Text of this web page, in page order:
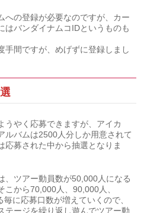
への登録が必要なのですが、カー
はバンダイナムコIDというものも
手間ですが、めげずに登録しまし
うやく応募できますが、アイカ
ルバムは2500人分しか用意されて
応募された中から抽選となりま
、ツアー動員数が50,000人になる
こから70,000人、90,000人、
に応募口数が増えていくので、
テージを繰り返し遊んでツアー動